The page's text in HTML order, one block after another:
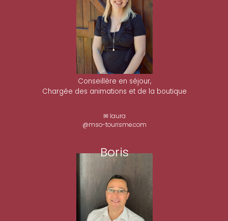
Conseillère en séjour,
Chargée des animations et de la boutique
✉ laura
@mso-tourisme.com
Boris